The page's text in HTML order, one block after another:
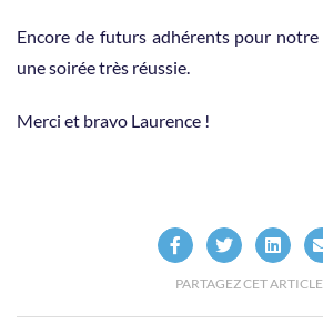
Encore de futurs adhérents pour
une soirée très réussie.
Merci et bravo Laurence !
PARTAGEZ CET ARTICLE